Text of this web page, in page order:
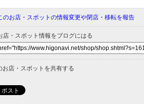
のお店・スポットの情報変更や閉店・移転を報告
店・スポット情報をブログにはる
お店・スポットを共有する